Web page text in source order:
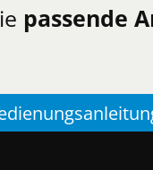
passende